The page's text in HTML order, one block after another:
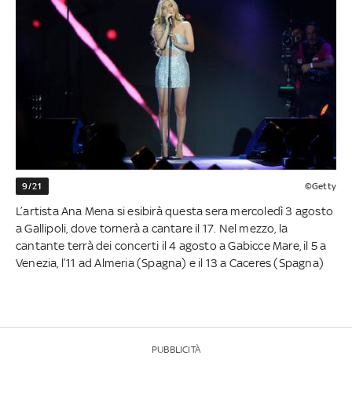
9/21 ©Getty
L’artista Ana Mena si esibirà questa sera mercoledì 3 agosto
a Gallipoli, dove tornerà a cantare il 17. Nel mezzo, la
cantante terrà dei concerti il 4 agosto a Gabicce Mare, il 5 a
Venezia, l’11 ad Almeria (Spagna) e il 13 a Caceres (Spagna)
PUBBLICITÀ